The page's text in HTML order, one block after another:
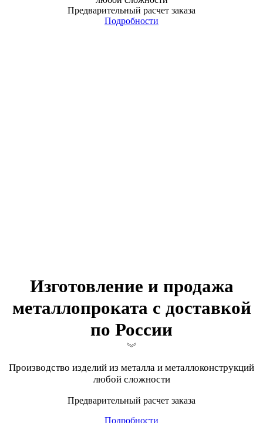
Предварительный расчет заказа
Подробности
Изготовление и продажа
металлопроката с доставкой
по России
Производство изделий из металла и металлоконструкций
любой сложности
Предварительный расчет заказа
Подробности